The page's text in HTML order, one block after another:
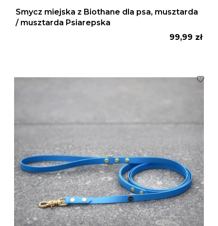
Smycz miejska z Biothane dla psa, musztarda
/ musztarda Psiarepska
Cena
99,99 zł